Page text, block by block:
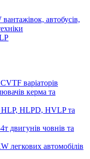
автобусів,
варіаторів
керма та
HLP, HLPD, HVLP та
двигунів човнів та
легкових автомобілів